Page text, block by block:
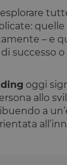
quelle
– e
successo
oggi
allo
a
Stripe
1
LLC
1